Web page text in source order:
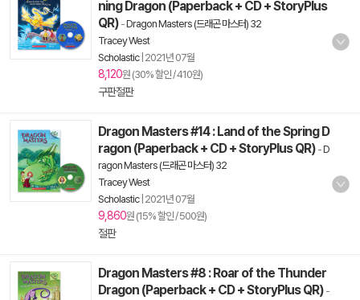
ning Dragon (Paperback + CD + StoryPlus
QR) -Dragon Masters (드래곤 마스터) 32
Tracey West
Scholastic| 2021년 07월
8,120원 (30% 할인 / 410원)
구판절판
Dragon Masters #14 : Land of the Spring D
ragon (Paperback + CD + StoryPlus QR) -D
ragon Masters (드래곤 마스터) 32
Tracey West
Scholastic| 2021년 07월
9,860원 (15% 할인 / 500원)
절판
Dragon Masters #8 : Roar of the Thunder
Dragon (Paperback + CD + StoryPlus QR) -